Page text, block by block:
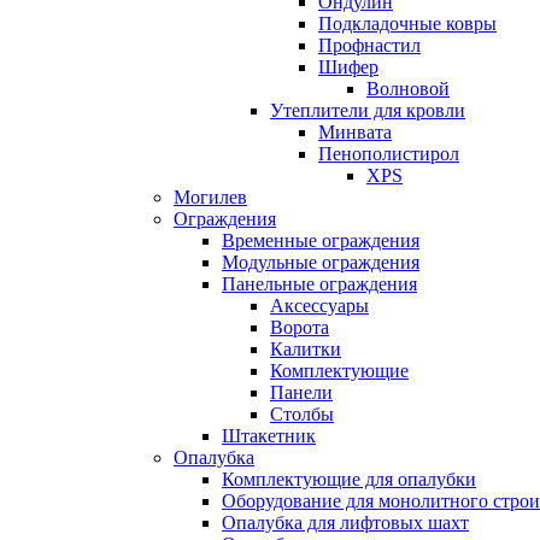
Подкладочные ковры
Профнастил
Шифер
Волновой
Утеплители для кровли
Минвата
Пенополистирол
XPS
Могилев
Ограждения
Временные ограждения
Модульные ограждения
Панельные ограждения
Аксессуары
Ворота
Калитки
Комплектующие
Панели
Столбы
Штакетник
Опалубка
Комплектующие для опалубки
Оборудование для монолитного
Опалубка для лифтовых шахт